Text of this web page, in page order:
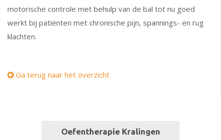
motorische controle met behulp van de bal tot nu goed
werkt bij patiënten met chronische pijn, spannings- en rug
klachten.
Ga terug naar het overzicht